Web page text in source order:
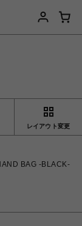
レイアウト変更
HAND BAG -BLACK-